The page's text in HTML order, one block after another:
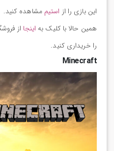
این بازی را از استیم مشاهده کنید.
همین حالا با کلیک به اینجا از
را خریداری کنید.
Minecraft